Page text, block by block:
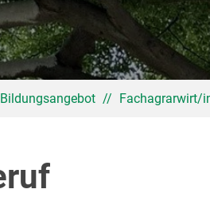
Bildungsangebot // Fachagrarwirt/